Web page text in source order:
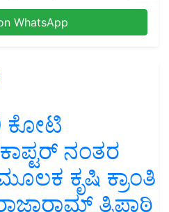
WhatsApp
ಕೋಟಿ
ನಂತರ
ಕೃಷಿ ಕ್ರಾಂತಿ
ತ್ರಿಪಾಠಿ